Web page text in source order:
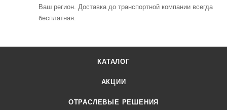
Ваш регион. Доставка до транспортной компании всегда
бесплатная.
КАТАЛОГ
АКЦИИ
ОТРАСЛЕВЫЕ РЕШЕНИЯ